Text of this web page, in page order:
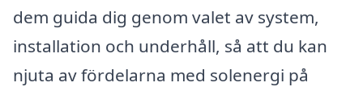
dem guida dig genom valet av system,
installation och underhåll, så att du kan
njuta av fördelarna med solenergi på